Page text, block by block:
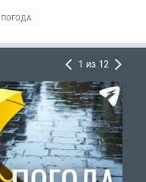
ПОГОДА
1 из 12